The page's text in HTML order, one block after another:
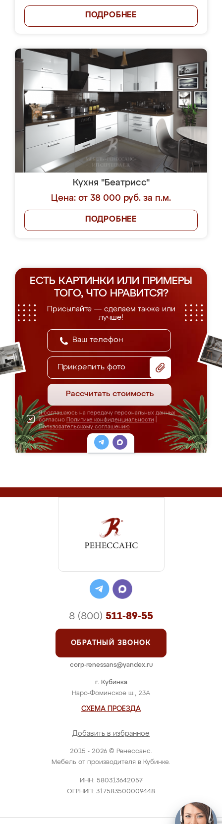
ПОДРОБНЕЕ
Кухня "Беатрисс"
Цена: от 38 000 руб. за п.м.
ПОДРОБНЕЕ
ЕСТЬ КАРТИНКИ ИЛИ ПРИМЕРЫ
ТОГО, ЧТО НРАВИТСЯ?
Присылайте — сделаем также или
лучше!
Прикрепить фото
Рассчитать стоимость
Я соглашаюсь на передачу персональных данных
согласно Политике конфиденциальности
Пользовательскому соглашению
2015 - 2026 © Ренессанс.
Мебель от производителя в Кубинке.
ИНН: 580313642057
ОГРНИП: 317583500009448
г. Кубинка
Наро-Фоминское ш., 23А
СХЕМА ПРОЕЗДА
Добавить в избранное
8 (800) 511-89-55
ОБРАТНЫЙ ЗВОНОК
corp-renessans@yandex.ru